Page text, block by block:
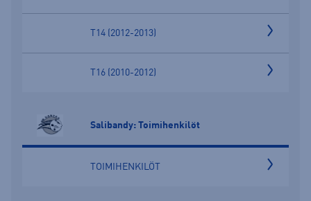
T14 (2012-2013)
T16 (2010-2012)
Salibandy: Toimihenkilöt
TOIMIHENKILÖT